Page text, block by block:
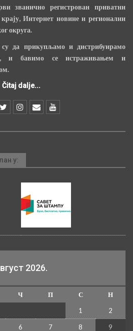
званично регистрован приватни
Интернет новине и регионални
округа.
да прикупљамо и дистрибуирамо
и бавимо се истраживањем и
Čitaj dalje...
у:
2026.
Ч П С
Н
1
2
6 7 8 9